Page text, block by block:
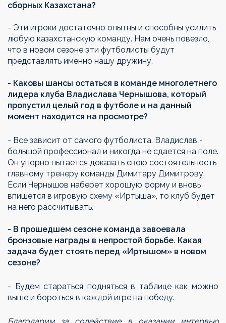
сборных Казахстана?
- Эти игроки достаточно опытны и способны усилить
любую казахстанскую команду. Нам очень повезло,
что в новом сезоне эти футболисты будут
представлять именно нашу дружину.
- Каковы шансы остаться в команде многолетнего
лидера клуба Владислава Чернышова, который
пропустил целый год в футболе и на данный
момент находится на просмотре?
- Все зависит от самого футболиста. Владислав -
большой профессионал и никогда не сдается на поле.
Он упорно пытается доказать свою состоятельность
главному тренеру команды Димитару Димитрову.
Если Чернышов наберет хорошую форму и вновь
впишется в игровую схему «Иртыша», то клуб будет
на него рассчитывать.
- В прошедшем сезоне команда завоевала
бронзовые награды в непростой борьбе. Какая
задача будет стоять перед «Иртышом» в новом
сезоне?
- Будем стараться подняться в таблице как можно
выше и бороться в каждой игре на победу.